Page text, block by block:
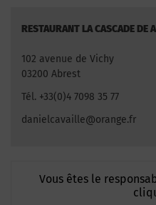
RESTAURANT LA CASCADE DE
102 avenue de Vichy
03200 Abrest
Tél. +33(0)4 7098 35 77
danielcavaille@orange.fr
Vous êtes le